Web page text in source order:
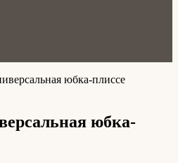
юбка-плиссе
юбка-